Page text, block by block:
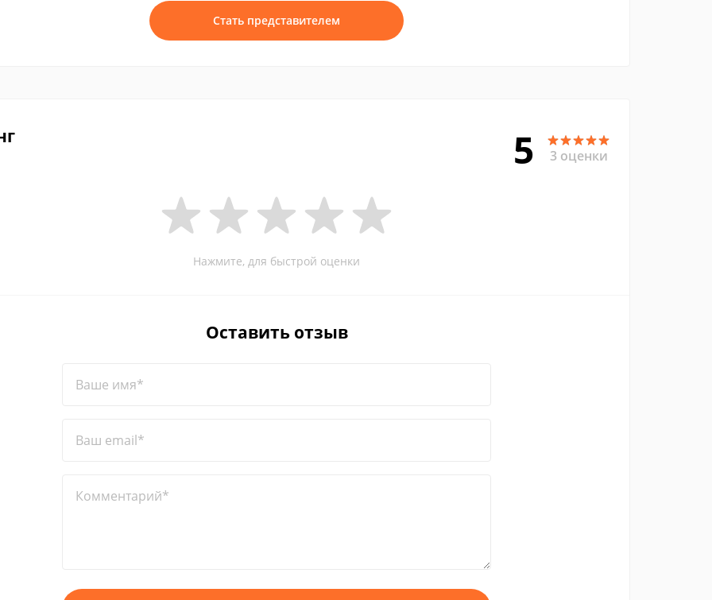
Стать представителем
5 3 оценки
Нажмите, для быстрой оценки
Оставить отзыв
Ваше имя*
Ваш email*
Комментарий*